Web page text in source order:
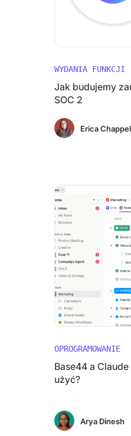
WYDANIA FUNKCJI
Jak budujemy
SOC 2
Erica
OPROGRAMOWANIE
Base44 a
użyć?
Arya Dinesh